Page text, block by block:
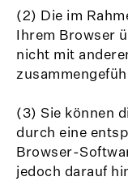
(2) Die im
Ihrem Browser
nicht mit
(3) Sie können
durch eine
Browser-
jedoch darauf